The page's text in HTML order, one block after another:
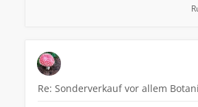
Re: Sonderverkauf vor allem